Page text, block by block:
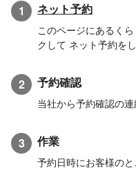
1 ネット予約
このページにあるく
クして ネット予約を
2 予約確認
当社から予約確認の連
3 作業
予約日時にお客様のと